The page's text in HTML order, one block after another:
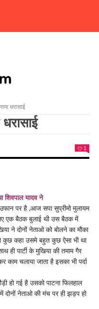
धरासाई
1
शिवपाल यादव ने
पर है ,आज सपा सुप्रीमो मुलायम
एक बैठक बुलाई थी उस बैठक में
ने दोनों नेताओ को बोलने का मौका
कुछ कहा उसमे बहुत कुछ ऐसा भी था
ही पार्टी के मुखिया की तमाम गैर
चलाया जाता है इसका भी पर्दा
हो गई है उसको पाटना फिलहाल
दोनों नेताओ की मंच पर ही झड़प हो